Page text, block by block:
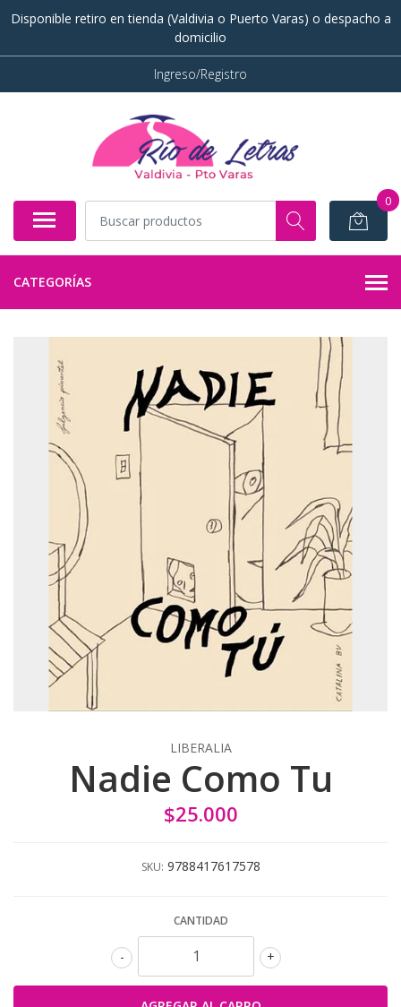
Disponible retiro en tienda (Valdivia o Puerto Varas) o despacho a
domicilio
Ingreso/Registro
0
CATEGORÍAS
LIBERALIA
Nadie Como Tu
$25.000
SKU: 9788417617578
CANTIDAD
+
-